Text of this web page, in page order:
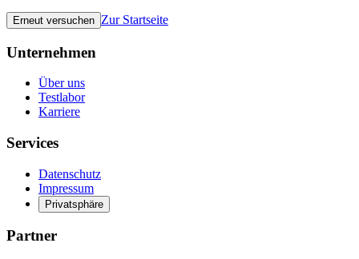
Erneut versuchen Zur Startseite
Unternehmen
Über uns
Testlabor
Karriere
Services
Datenschutz
Impressum
Privatsphäre
Partner